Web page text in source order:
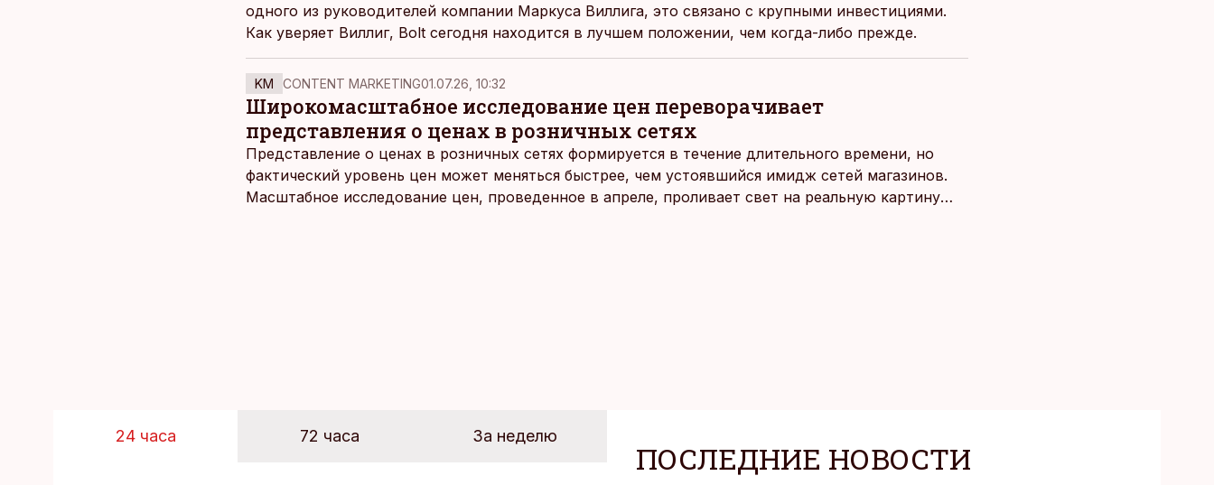
одного из руководителей компании Маркуса Виллига, это связано с крупными инвестициями.
Как уверяет Виллиг, Bolt сегодня находится в лучшем положении, чем когда-либо прежде.
KM CONTENT MARKETING01.07.26, 10:32
Широкомасштабное исследование цен переворачивает
представления о ценах в розничных сетях
Представление о ценах в розничных сетях формируется в течение длительного времени, но
фактический уровень цен может меняться быстрее, чем устоявшийся имидж сетей магазинов.
Масштабное исследование цен, проведенное в апреле, проливает свет на реальную картину
24 часа 72 часа За неделю
ПОСЛЕДНИЕ НОВОСТИ